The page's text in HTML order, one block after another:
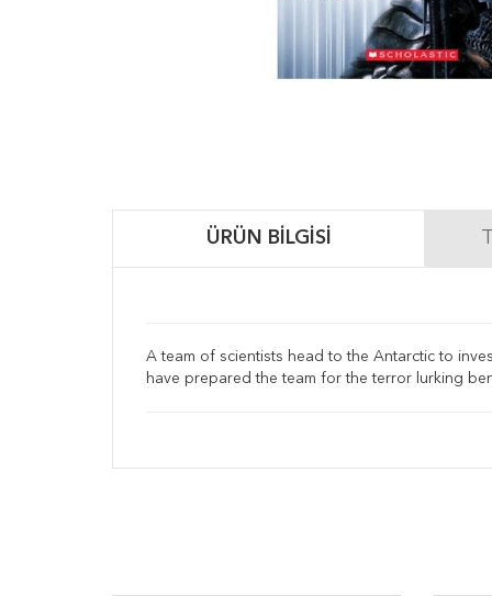
ÜRÜN BILGISI
A team of scientists head to the Antarctic to
have prepared the team for the terror lurking